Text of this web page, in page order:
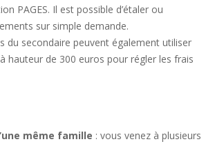
PAGES. Il est possible d’étaler ou
sur simple demande.
du secondaire peuvent également utiliser
à hauteur de 300 euros pour régler les frais
même famille : vous venez à plusieurs